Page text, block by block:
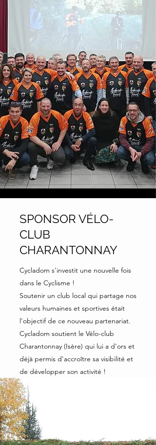
SPONSOR VÉLO-
CLUB
CHARANTONNAY
Cycladom s'investit une nouvelle fois
dans le Cyclisme !
Soutenir un club local qui partage nos
valeurs humaines et sportives était
l'objectif de ce nouveau partenariat.
Cycladom soutient le Vélo-club
Charantonnay (Isère) qui lui a d'ors et
déjà permis d'accroître sa visibilité et
de développer son activité !